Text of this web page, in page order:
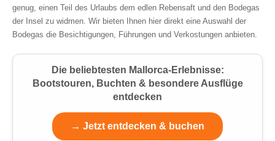
genug, einen Teil des Urlaubs dem edlen Rebensaft und den Bodegas
der Insel zu widmen. Wir bieten Ihnen hier direkt eine Auswahl der
Bodegas die Besichtigungen, Führungen und Verkostungen anbieten.
Die beliebtesten Mallorca-Erlebnisse:
Bootstouren, Buchten & besondere Ausflüge
entdecken
→ Jetzt entdecken & buchen